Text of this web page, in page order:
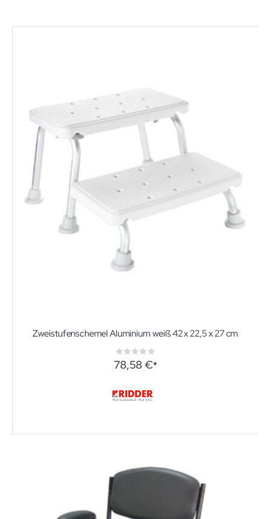
Zweistufenschemel Aluminium weiß 42 x 22,5 x 27 cm
Rating:
0%
78,58 €